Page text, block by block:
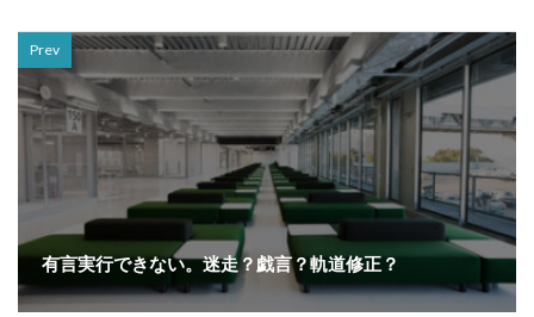
Prev
有言実行できない。迷走？戯言？軌道修正？